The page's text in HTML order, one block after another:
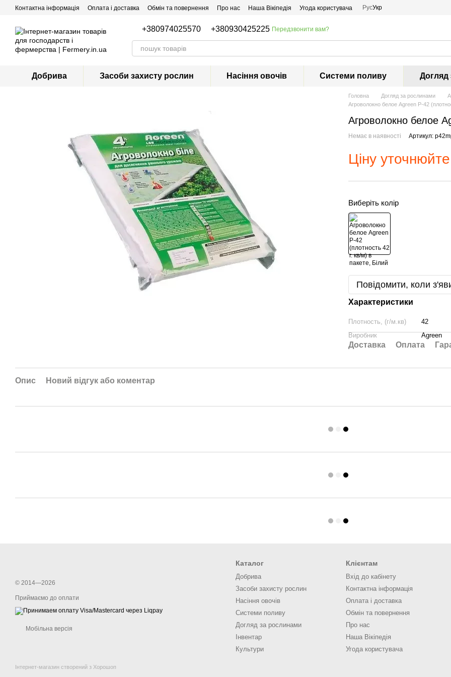
Перейти до основного контенту
Контактна інформація Оплата і доставка Обмін та повернення Про нас Наша Вікіпедія Угода користувача РусУкр
+380974025570 +380930425225 Передзвонити вам?
Добрива Засоби захисту рослин Насіння овочів Системи поливу Догляд
Головна Догляд за рослинами
Агроволокно белое Agreen P-42
Агроволокно белое
Немає в наявності Артикул:
Ціну уточнюйте
Виберіть колір
Повідомити, коли
Характеристики
Плотность, (г/м.кв)
42
Виробник
Agreen
Доставка Оплата
Опис Новий відгук або коментар
© 2014—2026
Приймаємо до оплати
Мобільна версія
Інтернет-магазин створений з Хорошоп
Каталог
Добрива
Засоби захисту рослин
Насіння овочів
Системи поливу
Догляд за рослинами
Інвентар
Культури
Клієнтам
Вхід до кабінету
Контактна інформація
Оплата і доставка
Обмін та повернення
Про нас
Наша Вікіпедія
Угода користувача